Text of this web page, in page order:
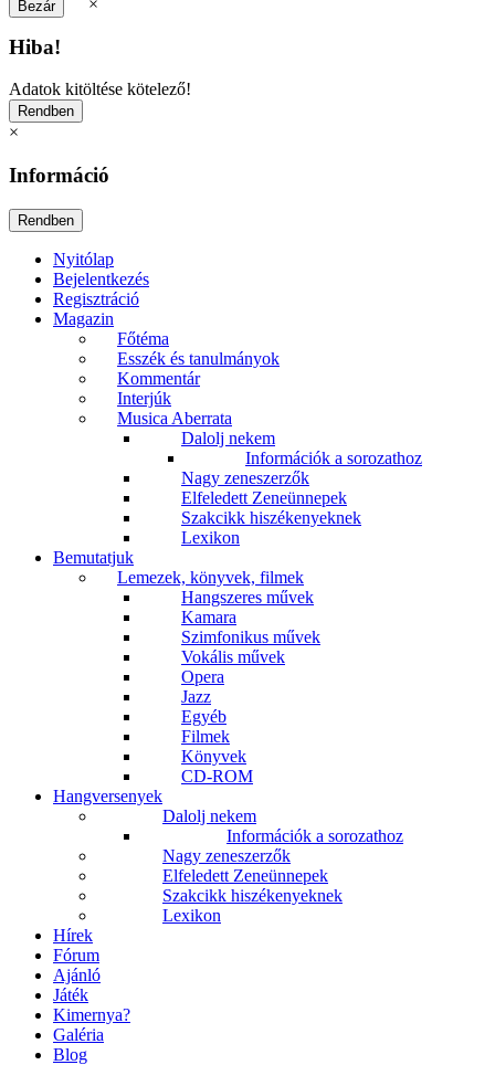
Hiba!
Adatok kitöltése kötelező!
×
Információ
Nyitólap
Bejelentkezés
Regisztráció
Magazin
Főtéma
Esszék és tanulmányok
Kommentár
Interjúk
Musica Aberrata
Dalolj nekem
Információk a sorozathoz
Nagy zeneszerzők
Elfeledett Zeneünnepek
Szakcikk hiszékenyeknek
Lexikon
Bemutatjuk
Lemezek, könyvek, filmek
Hangszeres művek
Kamara
Szimfonikus művek
Vokális művek
Opera
Jazz
Egyéb
Filmek
Könyvek
CD-ROM
Hangversenyek
Dalolj nekem
Információk a sorozathoz
Nagy zeneszerzők
Elfeledett Zeneünnepek
Szakcikk hiszékenyeknek
Lexikon
Hírek
Fórum
Ajánló
Játék
Kimernya?
Galéria
Blog